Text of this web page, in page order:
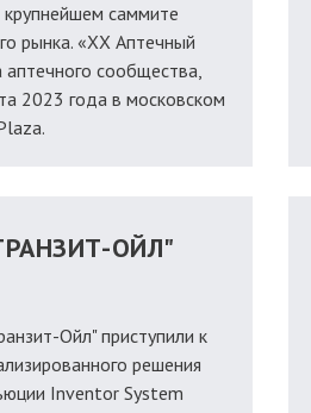
крупнейшем саммите
рынка. «XX Аптечный
аптечного сообщества,
2023 года в московском
ОЙЛ"
Ойл" приступили к
решения
Inventor System